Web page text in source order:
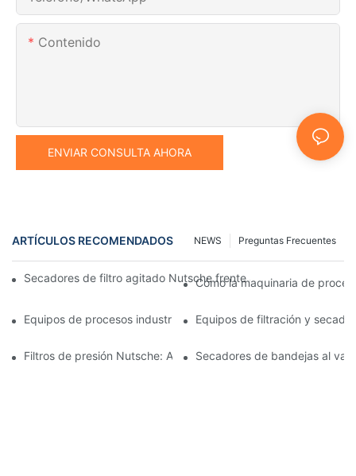
Contenido
ENVIAR CONSULTA AHORA
ARTÍCULOS RECOMENDADOS Preguntas Frecuentes
NEWS
Secadores de filtro agitado Nutsche frente a otros métodos de
Cómo la maquinaria de
Equipos de procesos industriales: innovaciones que moldean el
Equipos de filtración y
Filtros de presión Nutsche: Aplicaciones en las industrias
Secadores de bandejas al